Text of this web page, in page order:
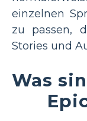
einzelnen
zu passen,
Stories und
Was